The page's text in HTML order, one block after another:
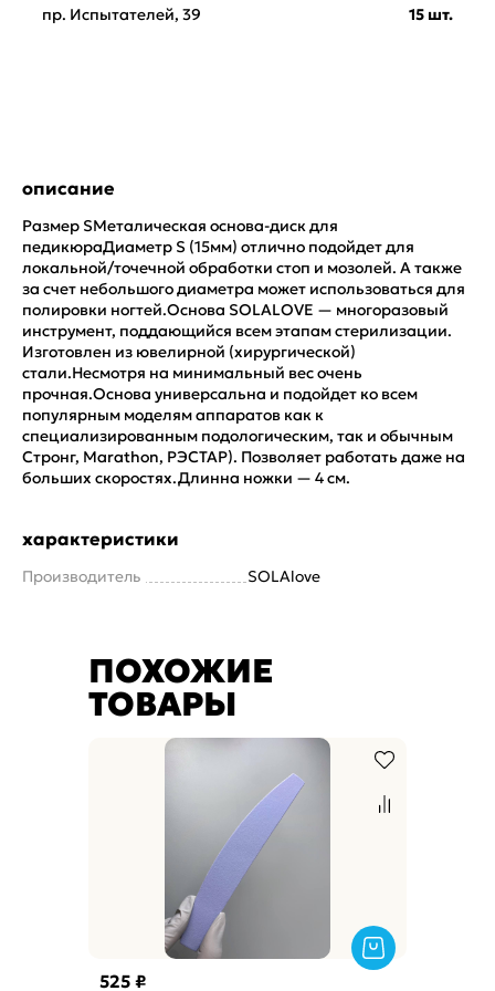
пр. Испытателей, 39 15 шт.
описание
Размер SМеталическая основа-диск для
педикюраДиаметр S (15мм) отлично подойдет для
локальной/точечной обработки стоп и мозолей. А также
за счет небольшого диаметра может использоваться для
полировки ногтей.Основа SOLALOVE — многоразовый
инструмент, поддающийся всем этапам стерилизации.
Изготовлен из ювелирной (хирургической)
стали.Несмотря на минимальный вес очень
прочная.Основа универсальна и подойдет ко всем
популярным моделям аппаратов как к
специализированным подологическим, так и обычным
Стронг, Marathon, РЭСТАР). Позволяет работать даже на
больших скоростях.Длинна ножки — 4 см.
характеристики
Производитель SOLAlove
ПОХОЖИЕ
ТОВАРЫ
525 ₽